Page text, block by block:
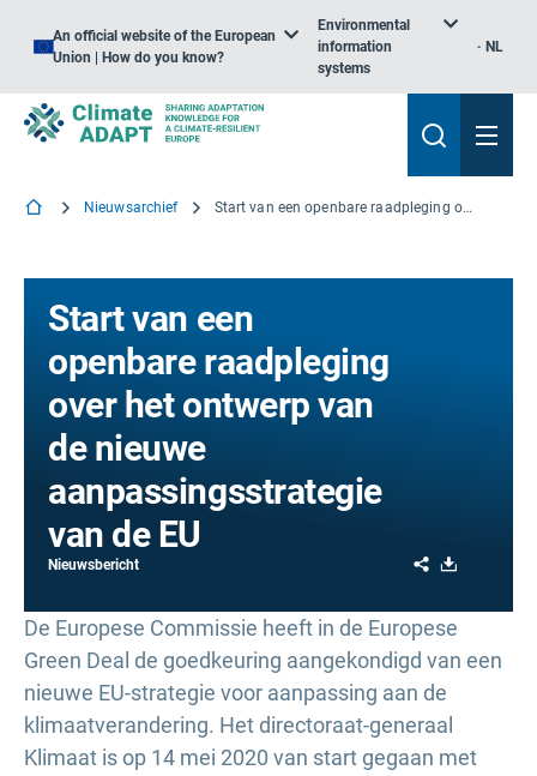
An official website of the European
Union | How do you know?
Environmental
information
systems
NL
Nieuwsarchief Start van een openbare raadpleging over het ontwerp van de nieuwe aanpassingsstrategie van de EU
Start van een
openbare raadpleging
over het ontwerp van
de nieuwe
aanpassingsstrategie
van de EU
Nieuwsbericht Share
De Europese Commissie heeft in de Europese
Green Deal de goedkeuring aangekondigd van een
nieuwe EU-strategie voor aanpassing aan de
klimaatverandering. Het directoraat-generaal
Klimaat is op 14 mei 2020 van start gegaan met